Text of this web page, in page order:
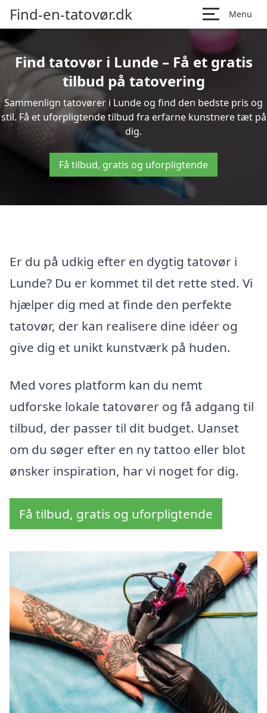
Find-en-tatovør.dk Menu
Find tatovør i Lunde – Få et gratis
tilbud på tatovering
Sammenlign tatovører i Lunde og find den bedste pris og
stil. Få et uforpligtende tilbud fra erfarne kunstnere tæt på
dig.
Få tilbud, gratis og uforpligtende
Er du på udkig efter en dygtig tatovør i
Lunde? Du er kommet til det rette sted. Vi
hjælper dig med at finde den perfekte
tatovør, der kan realisere dine idéer og
give dig et unikt kunstværk på huden.
Med vores platform kan du nemt
udforske lokale tatovører og få adgang til
tilbud, der passer til dit budget. Uanset
om du søger efter en ny tattoo eller blot
ønsker inspiration, har vi noget for dig.
Få tilbud, gratis og uforpligtende